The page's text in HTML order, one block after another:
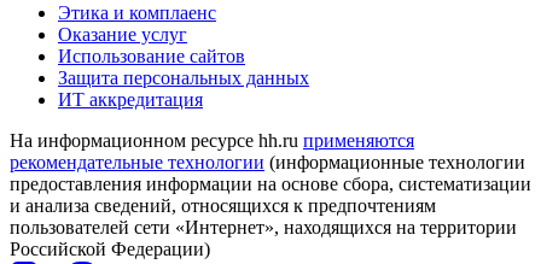
Этика и комплаенс
Оказание услуг
Использование сайтов
Защита персональных данных
ИТ аккредитация
На информационном ресурсе hh.ru применяются
рекомендательные технологии (информационные технологии
предоставления информации на основе сбора, систематизации
и анализа сведений, относящихся к предпочтениям
пользователей сети «Интернет», находящихся на территории
Российской Федерации)